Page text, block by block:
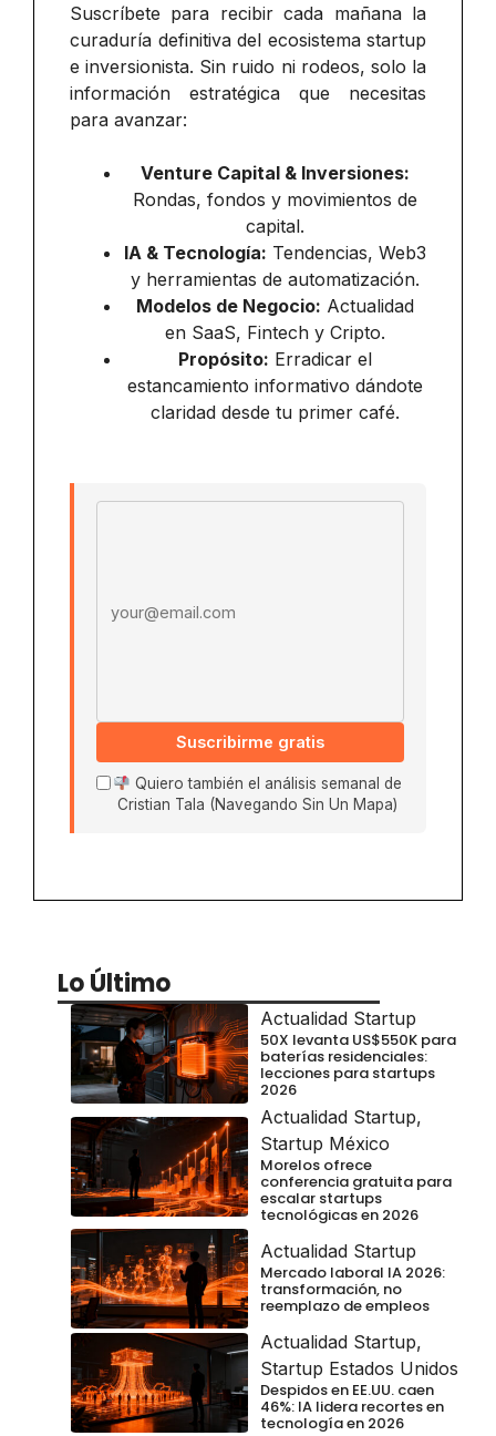
Suscríbete para recibir cada mañana la
curaduría definitiva del ecosistema startup
e inversionista. Sin ruido ni rodeos, solo la
información estratégica que necesitas
para avanzar:
Venture Capital & Inversiones:
Rondas, fondos y movimientos de
capital.
IA & Tecnología: Tendencias, Web3
y herramientas de automatización.
Modelos de Negocio: Actualidad
en SaaS, Fintech y Cripto.
Propósito: Erradicar el
estancamiento informativo dándote
claridad desde tu primer café.
Suscribirme gratis
Quiero también el análisis semanal de
Cristian Tala (Navegando Sin Un Mapa)
Lo Último
Actualidad Startup
50X levanta US$550K para
baterías residenciales:
lecciones para startups
2026
Actualidad Startup,
Startup México
Morelos ofrece
conferencia gratuita para
escalar startups
tecnológicas en 2026
Actualidad Startup
Mercado laboral IA 2026:
transformación, no
reemplazo de empleos
Actualidad Startup,
Startup Estados Unidos
Despidos en EE.UU. caen
46%: IA lidera recortes en
tecnología en 2026